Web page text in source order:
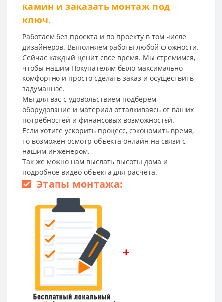
камин и заказать монтаж под
ключ.
Работаем без проекта и по проекту в том числе
дизайнеров. Выполняем работы любой сложности.
Сейчас каждый ценит свое время. Мы стремимся,
чтобы нашим Покупателям было максимально
комфортно и просто сделать заказ и осуществить
задуманное.
Мы для вас с удовольствием подберем
оборудование и материал отталкиваясь от ваших
потребностей и финансовых возможностей.
Если хотите ускорить процесс, сэкономить время,
то возможен осмотр объекта онлайн на связи с
нашим инженером.
Так же можно нам выслать высоты дома и
подробное видео объекта для расчета.
Этапы монтажа:
+